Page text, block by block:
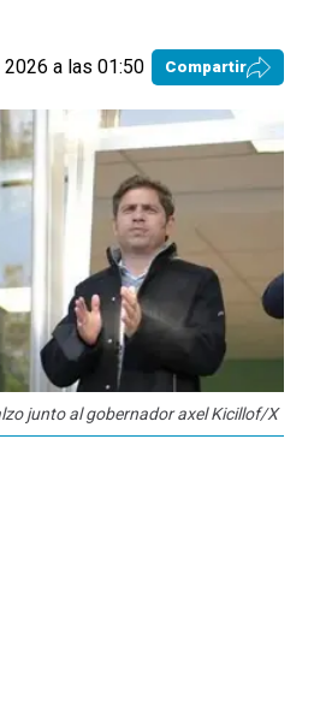
a las 01:50 Compartir
junto al gobernador axel Kicillof/X